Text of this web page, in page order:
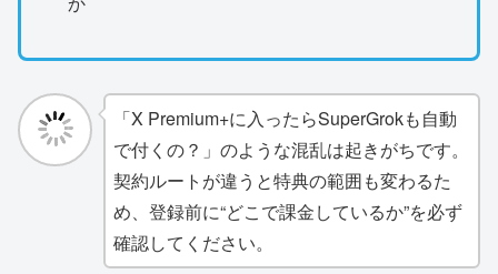
「X Premium+に入ったらSuperGrokも自動
で付くの？」のような混乱は起きがちです。
契約ルートが違うと特典の範囲も変わるた
め、登録前に“どこで課金しているか”を必ず
確認してください。